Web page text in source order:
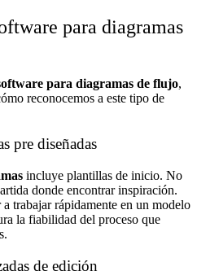
para diagramas
para diagramas de flujo,
reconocemos a este tipo de
pre diseñadas
incluye plantillas de inicio. No
donde encontrar inspiración.
trabajar rápidamente en un modelo
la fiabilidad del proceso que
de edición